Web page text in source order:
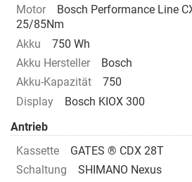
Motor
Bosch Performance Line
25/85Nm
Akku
750 Wh
Akku Hersteller
Bosch
Akku-Kapazität
750
Display
Bosch KIOX 300
Antrieb
Kassette
GATES ® CDX 28T
Schaltung
SHIMANO Nexus